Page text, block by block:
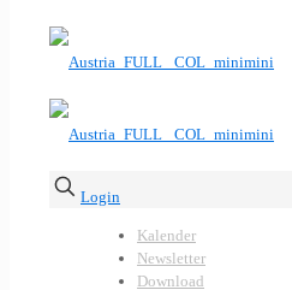
Login
Kalender
Newsletter
Download